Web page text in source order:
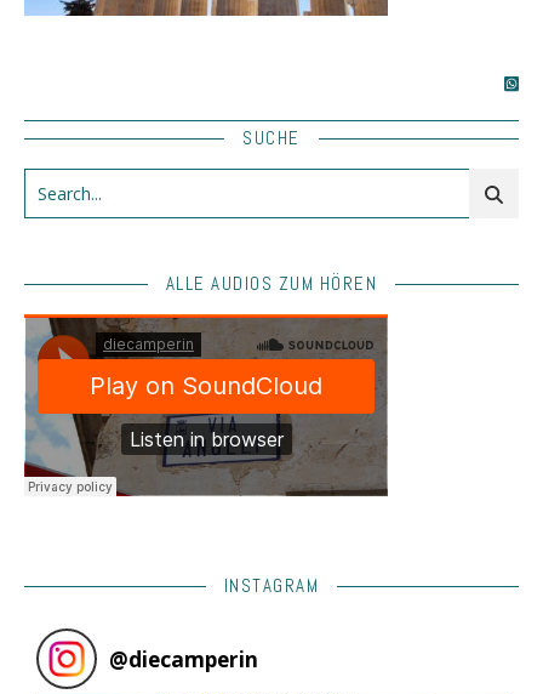
SUCHE
ALLE AUDIOS ZUM HÖREN
INSTAGRAM
@diecamperin